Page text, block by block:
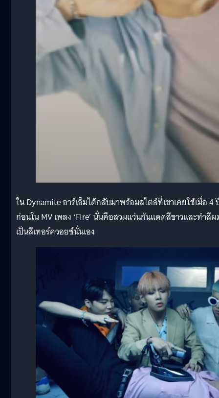
ใน Dynamite อาร์เอ็มได้กลับมาพร้อมสไตล์ที่เขาเคยใช้เมื่อ 4
ก่อนใน MV เพลง ‘Fire’ นั่นคือสวมแว่นกันแดดสีขาวและทำสี
เป็นสีเทอร์ควอยซ์นั่นเอง